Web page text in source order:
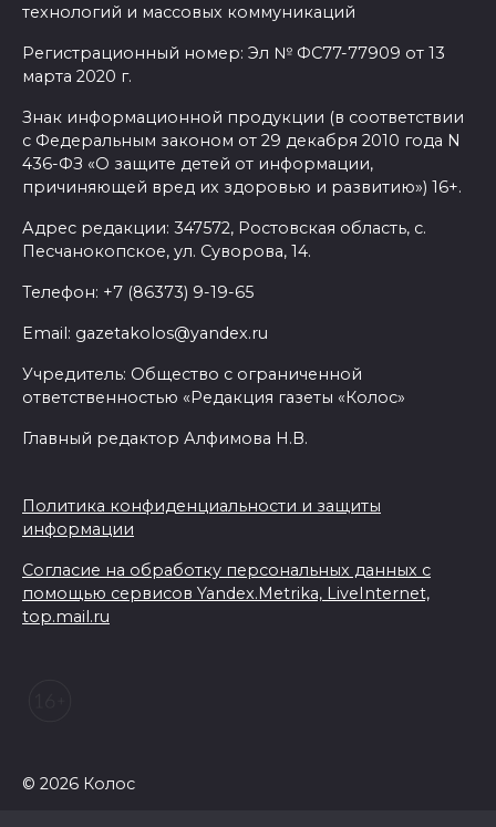
В Новошахтинске и Матвеево-
Курганском районе
чествовали золотых юбиляров
06 августа 2026 10:03
Правительство: Госюрбюро
Ростовской области активно
взаимодействует с другими
регионами
06 августа 2026 09:56
тротуара у дома на Большой
Садовой, 94, огородили
06 августа 2026 09:49
В Ростове на проспекте
Михаила Нагибина, 14а,
завершили ремонт
теплотрассы
06 августа 2026 08:27
технологий и массовых коммуникаций
Регистрационный номер: Эл № ФС77-77909 от 13
марта 2020 г.
Знак информационной продукции (в соответствии
с Федеральным законом от 29 декабря 2010 года N
436-ФЗ «О защите детей от информации,
причиняющей вред их здоровью и развитию») 16+.
Адрес редакции: 347572, Ростовская область, с.
Песчанокопское, ул. Суворова, 14.
Телефон: +7 (86373) 9-19-65
Email: gazetakolos@yandex.ru
Учредитель: Общество с ограниченной
ответственностью «Редакция газеты «Колос»
Главный редактор Алфимова Н.В.
Политика конфиденциальности и защиты
информации
Согласие на обработку персональных данных с
помощью сервисов Yandex.Metrika, LiveInternet,
top.mail.ru
© 2026 Колос